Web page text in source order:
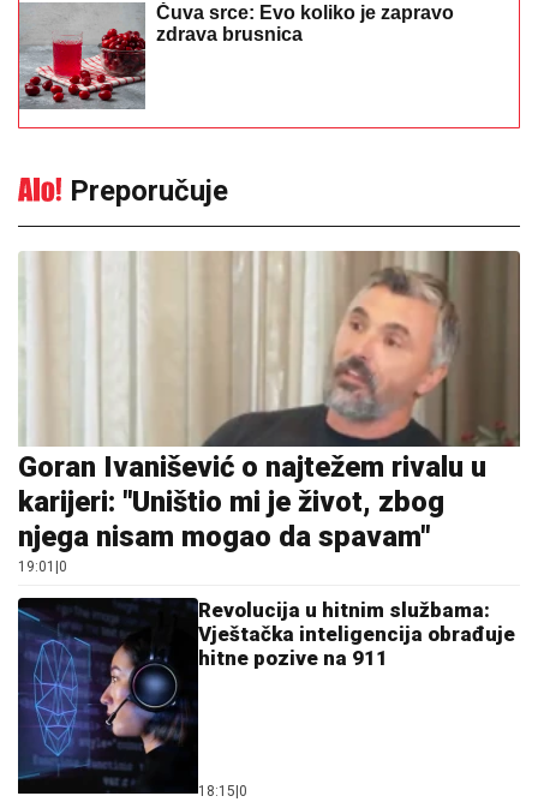
Čuva srce: Evo koliko je zapravo
zdrava brusnica
Preporučuje
Goran Ivanišević o najtežem rivalu u
karijeri: "Uništio mi je život, zbog
njega nisam mogao da spavam"
19:01 0
Revolucija u hitnim službama:
Vještačka inteligencija obrađuje
hitne pozive na 911
18:15 0